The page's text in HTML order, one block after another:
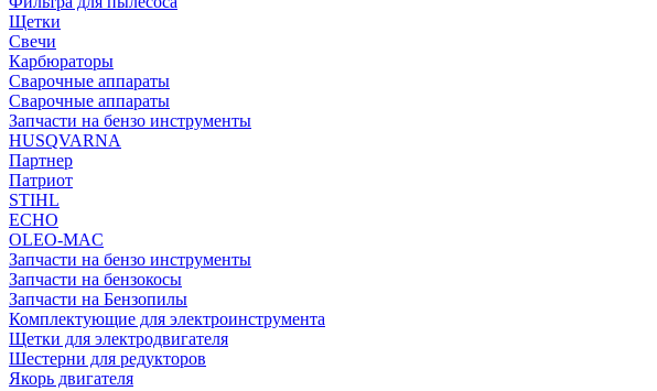
Щетки
Свечи
Карбюраторы
Сварочные аппараты
Сварочные аппараты
Запчасти на бензо инструменты
HUSQVARNA
Партнер
Патриот
STIHL
ECHO
OLEO-MAC
Запчасти на бензо инструменты
Запчасти на бензокосы
Запчасти на Бензопилы
Комплектующие для электроинструмента
Щетки для электродвигателя
Шестерни для редукторов
Якорь двигателя